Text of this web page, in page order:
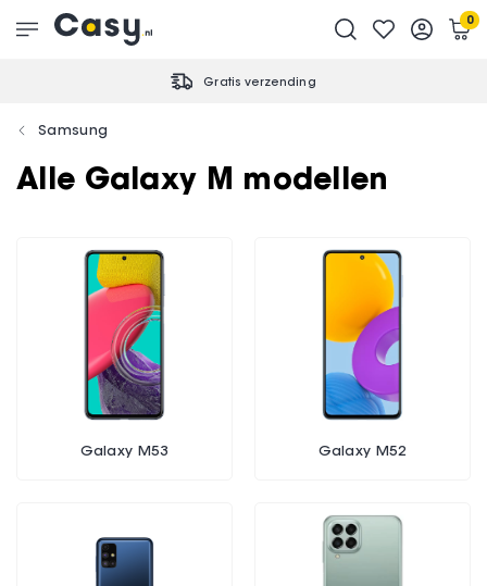
Gratis verzending
0
Samsung
Alle Galaxy M modellen
Galaxy M53 Galaxy M52